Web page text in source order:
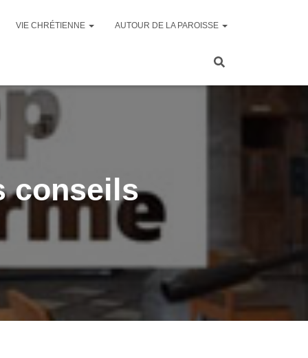
VIE CHRÉTIENNE AUTOUR DE LA PAROISSE
conseils